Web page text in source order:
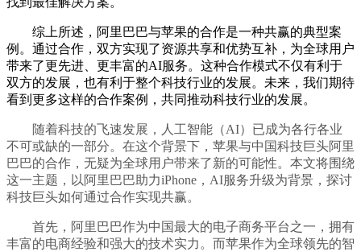
综上所述，阿里巴巴与苹果的合作是一种共赢的典型案
例。通过合作，双方实现了资源共享和优势互补，为全球用户
带来了更先进、更丰富的AI服务。这种合作模式不仅有利于
双方的发展，也有利于整个科技行业的发展。未来，我们期待
看到更多这样的合作案例，共同推动科技行业的发展。
随着科技的飞速发展，人工智能（AI）已成为各行各业
不可或缺的一部分。在这个背景下，苹果与中国科技巨头阿里
巴巴的合作，无疑为全球用户带来了新的可能性。本文将围绕
这一主题，以阿里巴巴助力iPhone，AI服务升级为背景，探讨
科技巨头如何通过合作实现共赢。
首先，阿里巴巴作为中国最大的电子商务平台之一，拥有
丰富的电商经验和强大的技术实力。而苹果作为全球领先的智